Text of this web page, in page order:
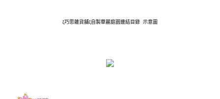
ξ巧思雜貨舖ξ自製華麗庭園連結目錄 示意圖